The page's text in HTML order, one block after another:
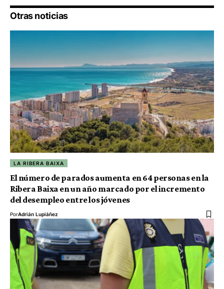
Otras noticias
LA RIBERA BAIXA
El número de parados aumenta en 64 personas en la
Ribera Baixa en un año marcado por el incremento
del desempleo entre los jóvenes
PorAdrián Lupiáñez